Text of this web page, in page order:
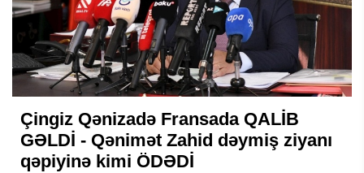
Çingiz Qənizadə Fransada QALİB
GƏLDİ - Qənimət Zahid dəymiş ziyanı
qəpiyinə kimi ÖDƏDİ